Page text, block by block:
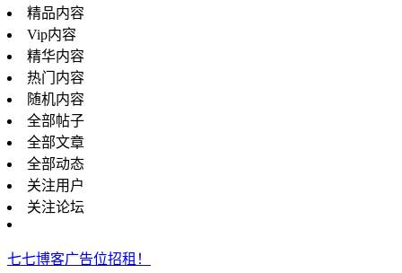
精品内容
Vip内容
精华内容
热门内容
随机内容
全部帖子
全部文章
全部动态
关注用户
关注论坛
七七博客广告位招租！